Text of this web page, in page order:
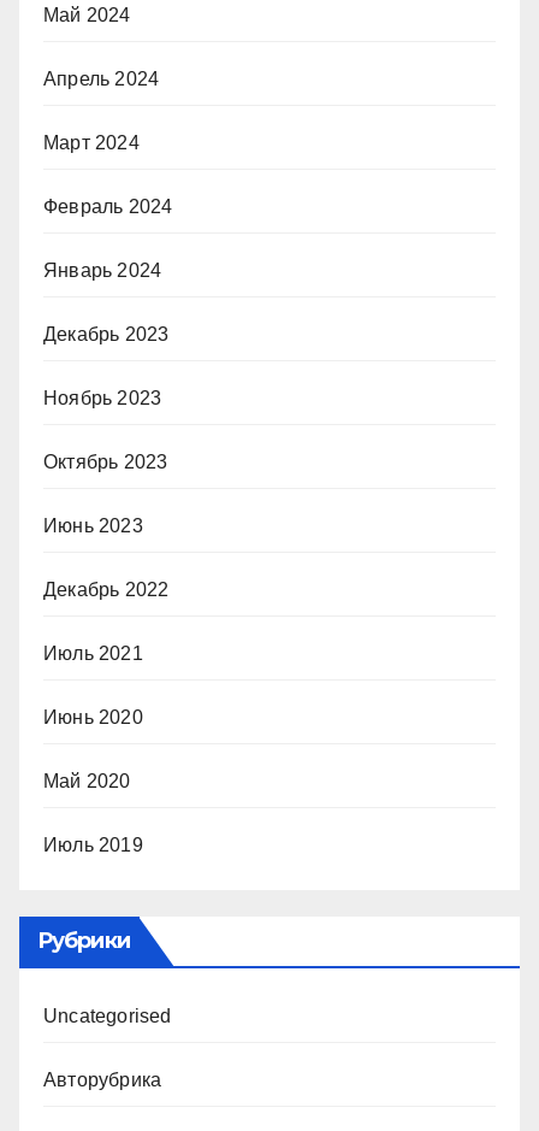
Май 2024
Апрель 2024
Март 2024
Февраль 2024
Январь 2024
Декабрь 2023
Ноябрь 2023
Октябрь 2023
Июнь 2023
Декабрь 2022
Июль 2021
Июнь 2020
Май 2020
Июль 2019
Рубрики
Uncategorised
Авторубрика